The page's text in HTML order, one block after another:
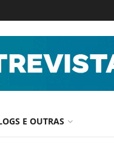
E OUTRAS